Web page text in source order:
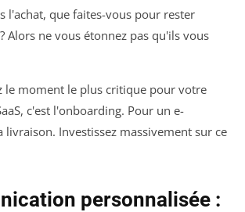
l'achat, que faites-vous pour rester
Alors ne vous étonnez pas qu'ils vous
le moment le plus critique pour votre
c'est l'onboarding. Pour un e-
livraison. Investissez massivement sur ce
personnalisée :